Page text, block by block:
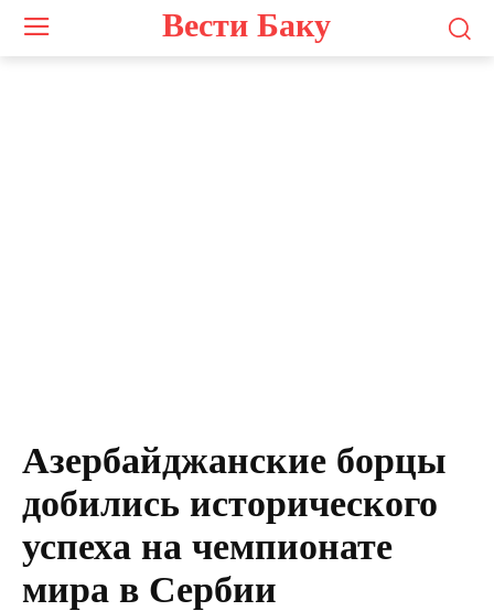
Вести Баку
Азербайджанские борцы
добились исторического
успеха на чемпионате
мира в Сербии